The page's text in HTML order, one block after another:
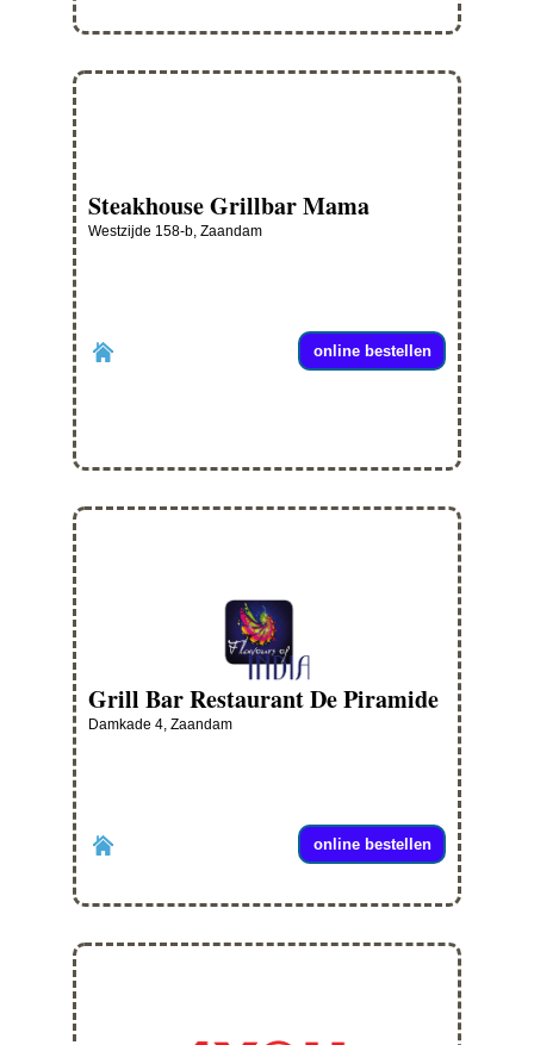
Steakhouse Grillbar Mama
Westzijde 158-b, Zaandam
online bestellen
Grill Bar Restaurant De Piramide
Damkade 4, Zaandam
online bestellen